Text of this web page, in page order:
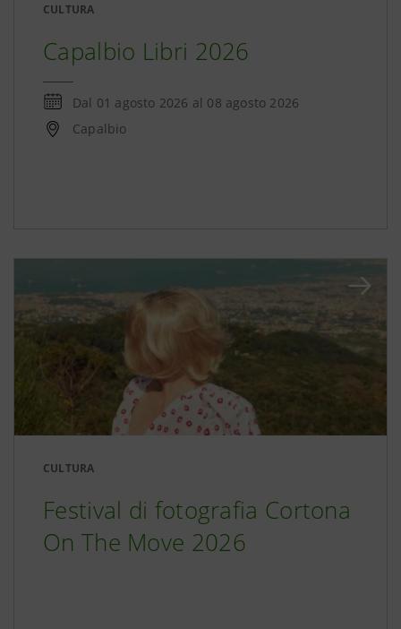
CULTURA
Capalbio Libri 2026
Dal 01 agosto 2026 al 08 agosto 2026
Capalbio
CULTURA
Festival di fotografia Cortona
On The Move 2026